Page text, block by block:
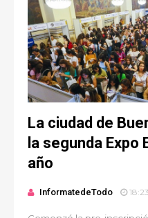
La ciudad de
la segunda Expo
año
InformatedeTodo 18:23